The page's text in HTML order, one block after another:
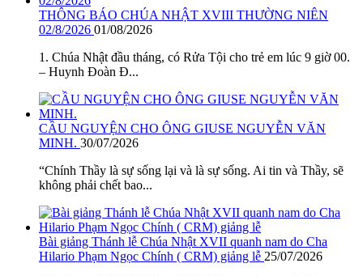
THÔNG BÁO CHÚA NHẬT XVIII THƯỜNG NIÊN
02/8/2026 01/08/2026
1. Chúa Nhật đầu tháng, có Rửa Tội cho trẻ em lúc 9 giờ 00.
– Huynh Đoàn Đ...
CẦU NGUYỆN CHO ÔNG GIUSE NGUYỄN VĂN
MINH. 30/07/2026
“Chính Thầy là sự sống lại và là sự sống. Ai tin và Thầy, sẽ
không phải chết bao...
Bài giảng Thánh lễ Chúa Nhật XVII quanh nam do Cha
Hilario Phạm Ngọc Chính ( CRM) giảng lễ 25/07/2026